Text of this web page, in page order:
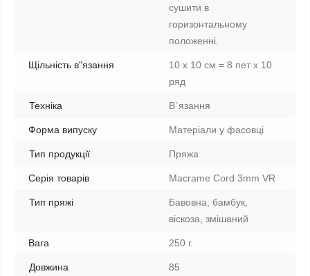
сушити в
горизонтальному
положенні.
Щільність в"язання
10 х 10 см = 8 пет х 10
ряд
Техніка В`язання
Форма випуску Матеріали у фасовці
Тип продукції Пряжа
Серія товарів Macrame Cord 3mm VR
Тип пряжі
Бавовна, бамбук,
віскоза, змішаний
Вага 250 г.
Довжина 85